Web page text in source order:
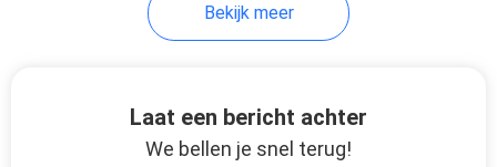
De Motoronderdelen
Bekijk meer
Laat een bericht achter
We bellen je snel terug!